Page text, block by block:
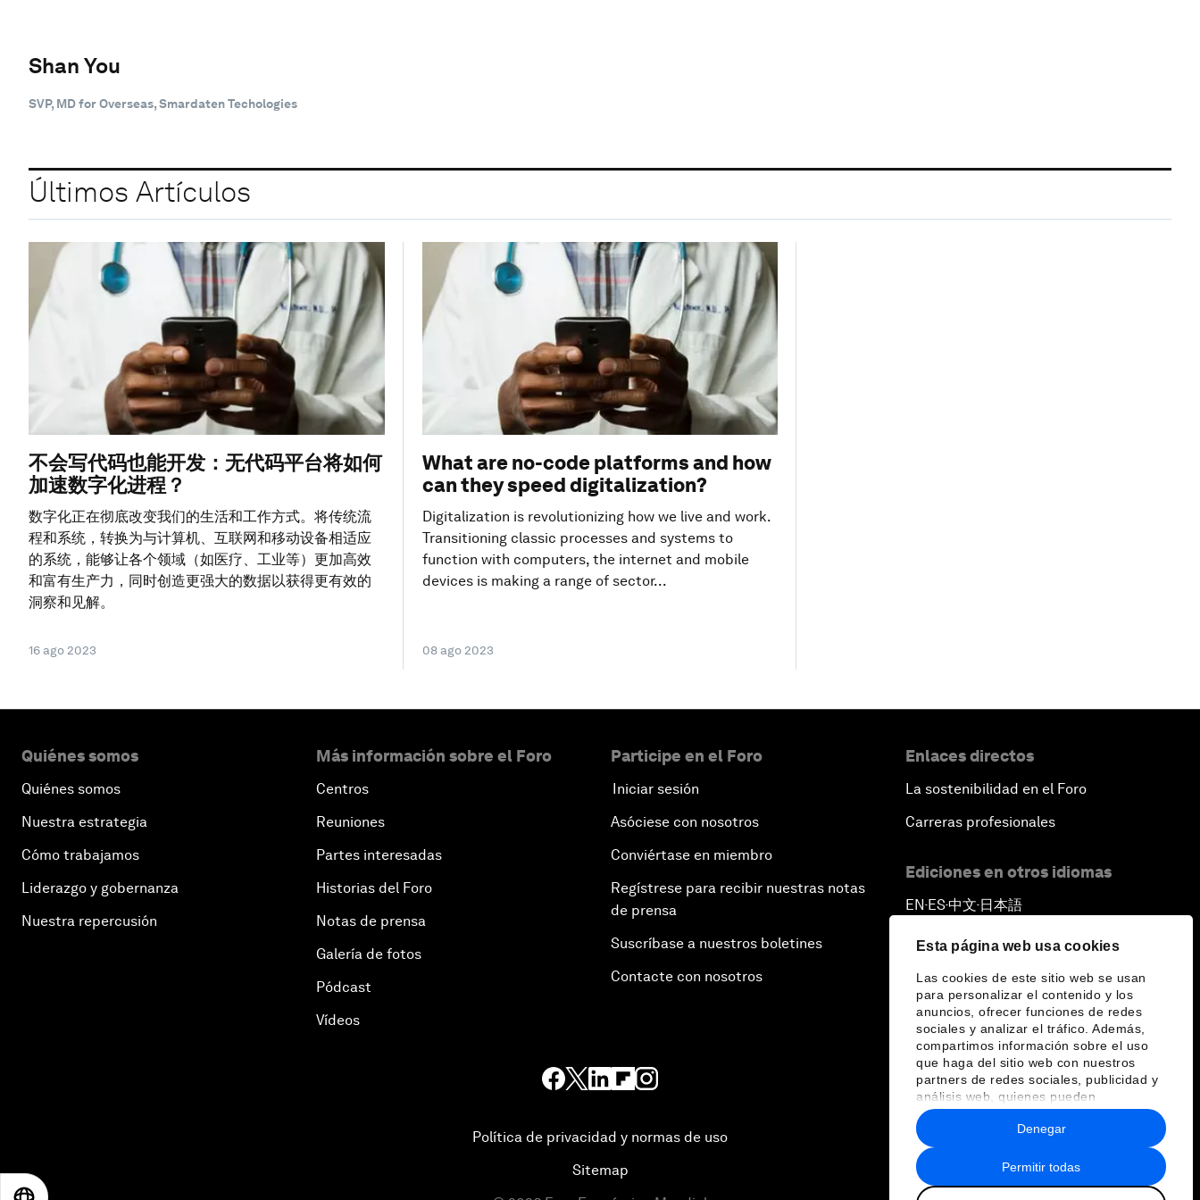
Esta página web usa cookies
Las cookies de este sitio web se usan
para personalizar el contenido y los
anuncios, ofrecer funciones de redes
sociales y analizar el tráfico. Además,
compartimos información sobre el uso
que haga del sitio web con nuestros
partners de redes sociales, publicidad y
análisis web, quienes pueden
combinarla con otra información que les
haya proporcionado o que hayan
recopilado a partir del uso que haya
hecho de sus servicios.
Permitir todas
Denegar
Shan You
SVP, MD for Overseas, Smardaten Techologies
Últimos Artículos
不会写代码也能开发：无代码平台将如何
加速数字化进程？
数字化正在彻底改变我们的生活和工作方式。将传统流
程和系统，转换为与计算机、互联网和移动设备相适应
的系统，能够让各个领域（如医疗、工业等）更加高效
和富有生产力，同时创造更强大的数据以获得更有效的
洞察和见解。
16 ago 2023
What are no-code platforms and how
can they speed digitalization?
Digitalization is revolutionizing how we live and work.
Transitioning classic processes and systems to
function with computers, the internet and mobile
devices is making a range of sector...
08 ago 2023
Quiénes somos
Quiénes somos
Nuestra estrategia
Cómo trabajamos
Liderazgo y gobernanza
Nuestra repercusión
Más información sobre el Foro
Centros
Reuniones
Partes interesadas
Historias del Foro
Notas de prensa
Galería de fotos
Pódcast
Vídeos
Participe en el Foro
Iniciar sesión
Asóciese con nosotros
Conviértase en miembro
Regístrese para recibir nuestras notas
de prensa
Suscríbase a nuestros boletines
Contacte con nosotros
Enlaces directos
La sostenibilidad en el Foro
Carreras profesionales
Ediciones en otros idiomas
EN ▪ES▪中文▪ 日本語
Política de privacidad y normas de uso
Sitemap